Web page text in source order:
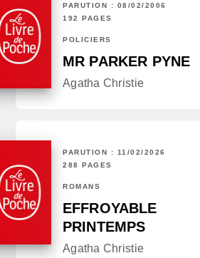
PARUTION : 08/02/2006
192 PAGES
POLICIERS
MR PARKER PYNE
Agatha Christie
PARUTION : 11/02/2026
288 PAGES
ROMANS
EFFROYABLE
PRINTEMPS
Agatha Christie